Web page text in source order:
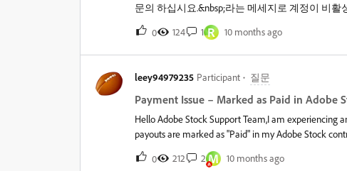
문의 하십시요.&nbsp;라는 메세지로 계정이 비
지(이메일 등) 재 안내 또는 조치 부탁 드립니다.
0
124 1 R 10 months ago
leey94979235 Participant 질문
Payment Issue – Marked as Paid in Adobe
Hello Adobe Stock Support Team,I am experiencing
payouts are marked as "Paid" in my Adobe Stock
PayPal account.To clarify, I have attached an image
successfully received in PayPal (I have numbered
0 212 2 M 10 months ago